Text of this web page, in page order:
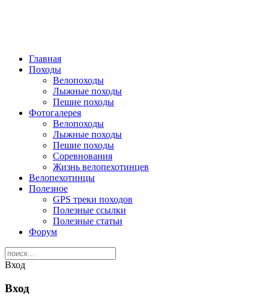
Главная
Походы
Велопоходы
Лыжные походы
Пешие походы
Фотогалерея
Велопоходы
Лыжные походы
Пешие походы
Соревнования
Жизнь велопехотинцев
Велопехотинцы
Полезное
GPS треки походов
Полезные ссылки
Полезные статьи
Форум
Вход
Вход